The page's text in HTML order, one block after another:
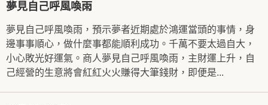
夢見自己呼風喚雨
夢見自己呼風喚雨，預示夢者近期處於鴻運當頭的事情，身
邊事事順心，做什麼事都能順利成功。千萬不要太過自大，
小心敗光好運氣。商人夢見自己呼風喚雨，主財運上升，自
己經營的生意將會紅紅火火賺得大筆錢財，即便是...